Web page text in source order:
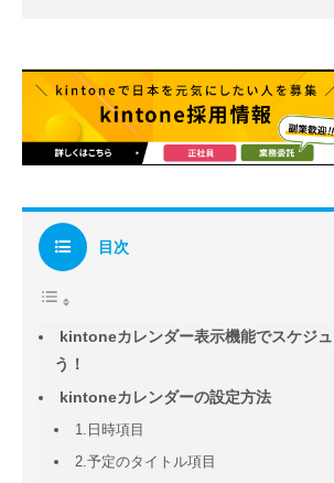
目次
kintoneカレンダー表示機能でスケジ
う！
kintoneカレンダーの設定方法
1.日時項目
2.予定のタイトル項目